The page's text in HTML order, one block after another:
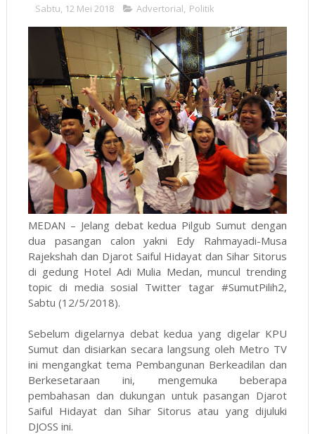
Sabtu, 12 Mei 2018 Advertorial, Politik
MEDAN – Jelang debat kedua Pilgub Sumut dengan
dua pasangan calon yakni Edy Rahmayadi-Musa
Rajekshah dan Djarot Saiful Hidayat dan Sihar Sitorus
di gedung Hotel Adi Mulia Medan, muncul trending
topic di media sosial Twitter tagar #SumutPilih2,
Sabtu (12/5/2018).
Sebelum digelarnya debat kedua yang digelar KPU
Sumut dan disiarkan secara langsung oleh Metro TV
ini mengangkat tema Pembangunan Berkeadilan dan
Berkesetaraan ini, mengemuka beberapa
pembahasan dan dukungan untuk pasangan Djarot
Saiful Hidayat dan Sihar Sitorus atau yang dijuluki
DJOSS ini.